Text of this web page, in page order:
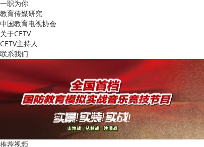
一职为你
教育传媒研究
中国教育电视协会
关于CETV
CETV主持人
联系我们
推荐视频